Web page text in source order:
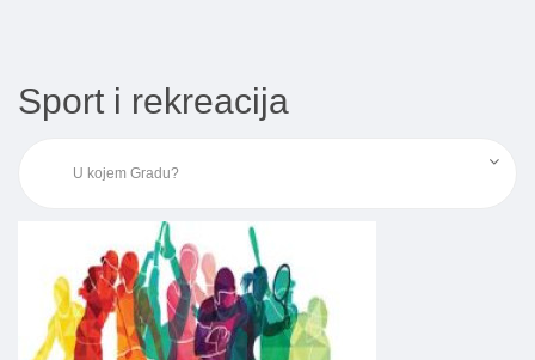
Sport i rekreacija